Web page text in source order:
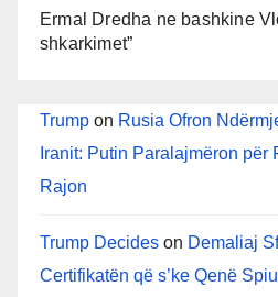
Ermal Dredha ne bashkine
shkarkimet”
Trump on Rusia Ofron
Iranit: Putin Paralajmëron për
Rajon
Trump Decides on Demaliaj
Certifikatën që s’ke Qenë